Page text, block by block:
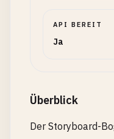
API BEREIT
Ja
Überblick
Der Storyboard-